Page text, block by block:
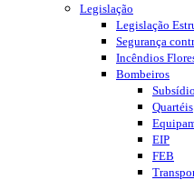
Legislação
Legislação
Segurança
Incêndios
Bombeiros
Quartéis
EIP
FEB